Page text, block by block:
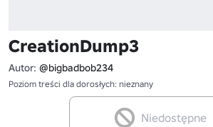
CreationDump3
Autor: @bigbadbob234
Poziom treści dla dorosłych: nieznany
Niedostępne